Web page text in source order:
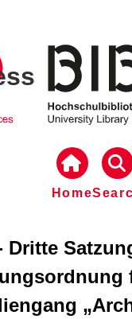
Home
Dritte